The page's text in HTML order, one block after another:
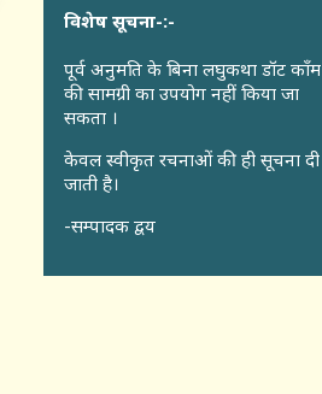
विशेष सूचना-:-
पूर्व अनुमति के बिना लघुकथा डॉट कॉंम
की सामग्री का उपयोग नहीं किया जा
सकता ।
केवल स्वीकृत रचनाओं की ही सूचना दी
जाती है।
-सम्पादक द्वय